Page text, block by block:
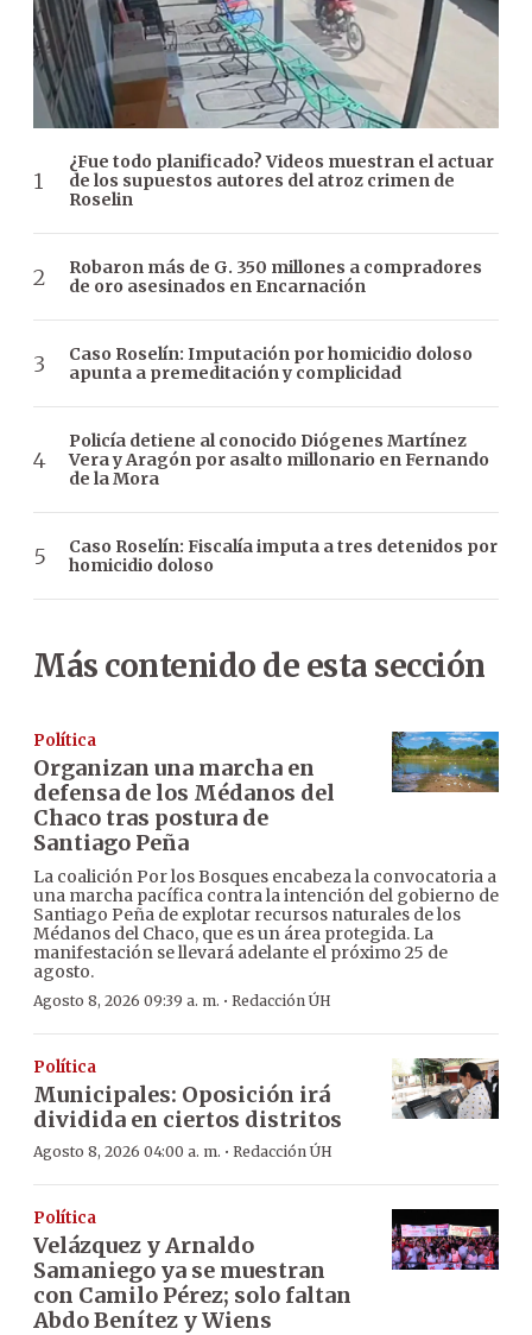
¿Fue todo planificado? Videos muestran el actuar
de los supuestos autores del atroz crimen de
Roselin
Robaron más de G. 350 millones a compradores
de oro asesinados en Encarnación
Caso Roselín: Imputación por homicidio doloso
apunta a premeditación y complicidad
Policía detiene al conocido Diógenes Martínez
Vera y Aragón por asalto millonario en Fernando
de la Mora
Caso Roselín: Fiscalía imputa a tres detenidos por
homicidio doloso
Más contenido de esta sección
Política
Organizan una marcha en
defensa de los Médanos del
Chaco tras postura de
Santiago Peña
La coalición Por los Bosques encabeza la convocatoria a
una marcha pacífica contra la intención del gobierno de
Santiago Peña de explotar recursos naturales de los
Médanos del Chaco, que es un área protegida. La
manifestación se llevará adelante el próximo 25 de
agosto.
Agosto 8, 2026 09:39 a. m. · Redacción ÚH
Política
Municipales: Oposición irá
dividida en ciertos distritos
Agosto 8, 2026 04:00 a. m. · Redacción ÚH
Política
Velázquez y Arnaldo
Samaniego ya se muestran
con Camilo Pérez; solo faltan
Abdo Benítez y Wiens